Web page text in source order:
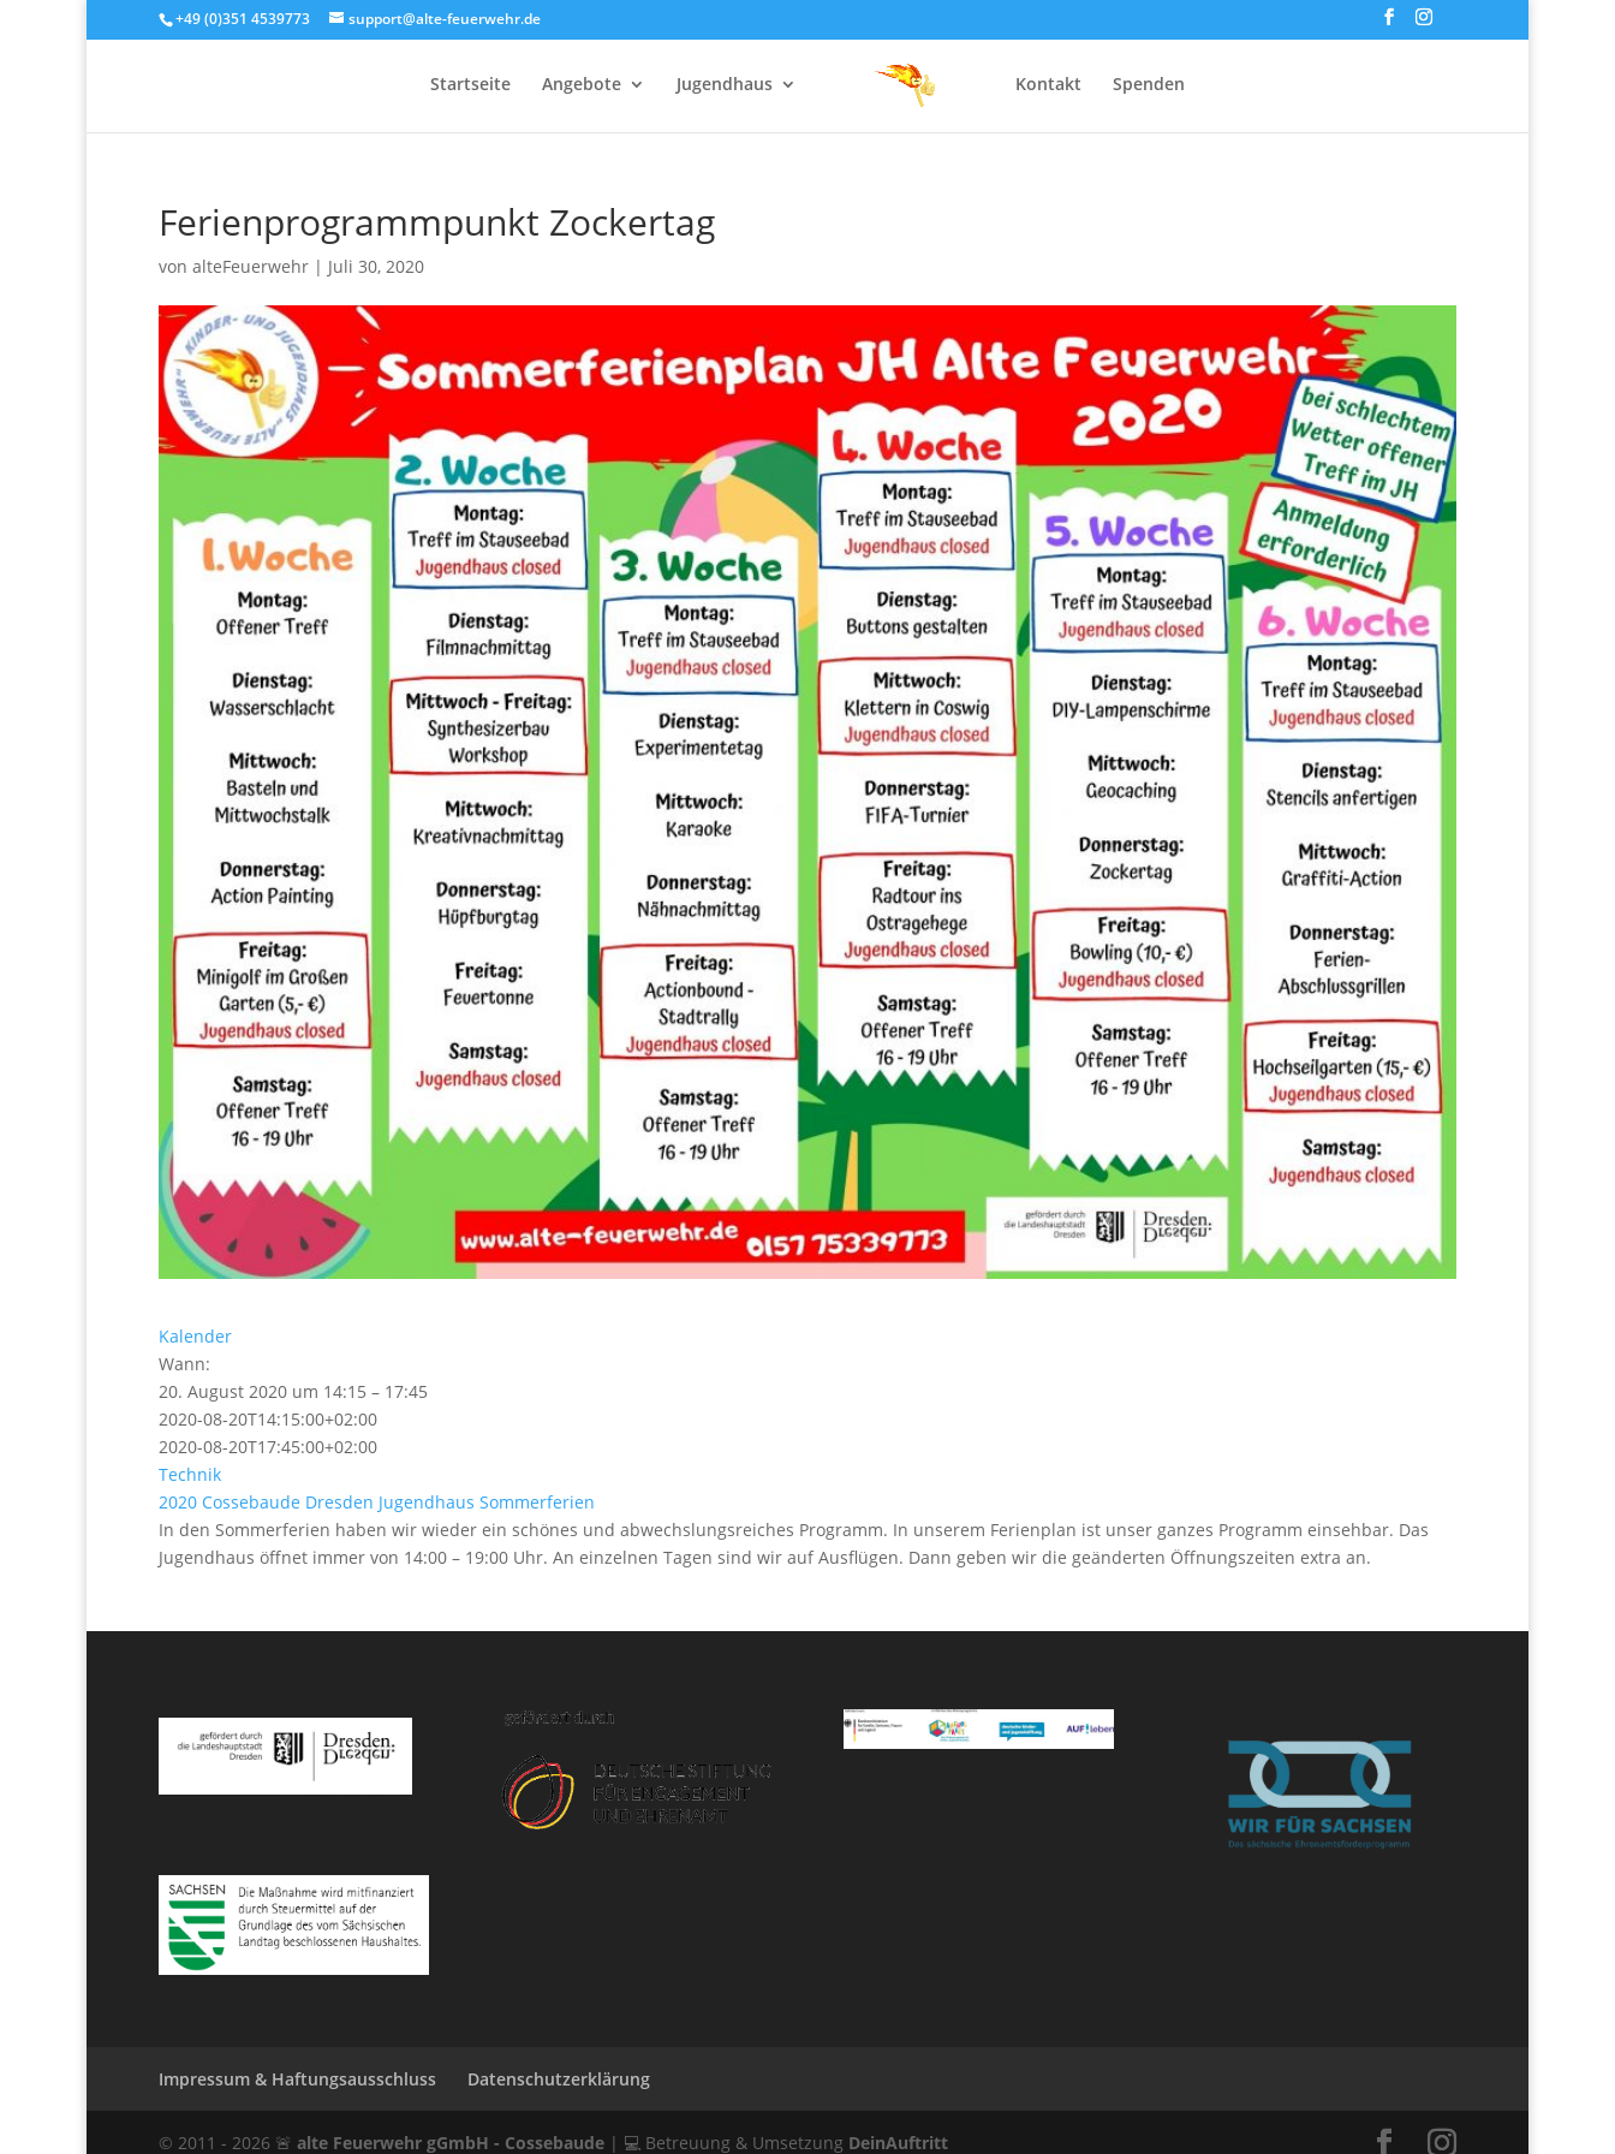
+49 (0)351 4539773 support@alte-feuerwehr.de
Startseite Angebote Jugendhaus Kontakt Spenden
Ferienprogrammpunkt Zockertag
von alteFeuerwehr | Juli 30, 2020
Kalender
Wann:
20. August 2020 um 14:15 – 17:45
2020-08-20T14:15:00+02:00
2020-08-20T17:45:00+02:00
Technik
2020 Cossebaude Dresden Jugendhaus Sommerferien
In den Sommerferien haben wir wieder ein schönes und abwechslungsreiches Programm. In unserem Ferienplan ist unser ganzes Programm einsehbar. Das
Jugendhaus öffnet immer von 14:00 – 19:00 Uhr. An einzelnen Tagen sind wir auf Ausflügen. Dann geben wir die geänderten Öffnungszeiten extra an.
Impressum & Haftungsausschluss Datenschutzerklärung
© 2011 - 2026 🚨 alte Feuerwehr gGmbH - Cossebaude | 💻 Betreuung & Umsetzung DeinAuftritt